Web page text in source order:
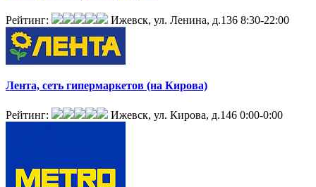
Рейтинг: Ижевск, ул. Ленина, д.136 8:30-22:00
Лента, сеть гипермаркетов (на Кирова)
Рейтинг: Ижевск, ул. Кирова, д.146 0:00-0:00